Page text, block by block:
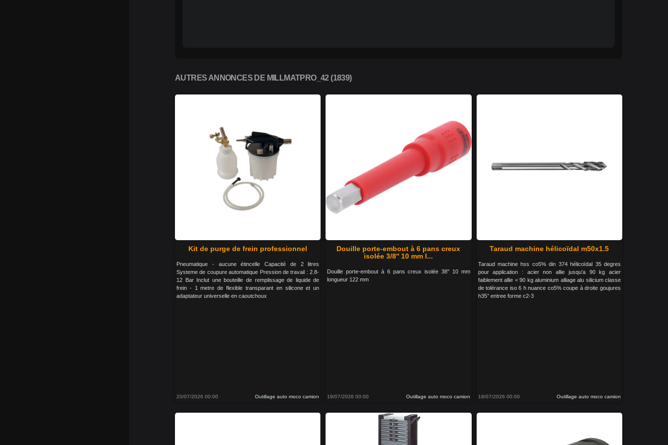
AUTRES ANNONCES DE MILLMATPRO_42 (1839)
Kit de purge de frein professionnel
Pneumatique - aucune étincelle Capacité de 2 litres
Systeme de coupure automatique Pression de travail : 2.8-
12 Bar Inclut une bouteille de remplissage de liquide de
frein - 1 metre de flexible transparant en silicone et un
adaptateur universelle en caoutchoux
20/07/2026 00:00 Outillage auto moco camion
Douille porte-embout à 6 pans creux
isolée 3/8'' 10 mm l...
Douille porte-embout à 6 pans creux isolée 38'' 10 mm
longueur 122 mm
19/07/2026 00:00 Outillage auto moco camion
Taraud machine hélicoïdal m50x1.5
Taraud machine hss co5% din 374 hélicoïdal 35 degres
pour application : acier non allie jusqu'a 90 kg acier
faiblement allie < 90 kg aluminium alliage alu silicium classe
de tolérance iso 6 h nuance co5% coupe à droite goujures
h35° entree forme c2-3
18/07/2026 00:00 Outillage auto moco camion